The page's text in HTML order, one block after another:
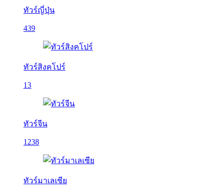
ทัวร์ญี่ปุ่น
439
ทัวร์สิงคโปร์
13
ทัวร์จีน
1238
ทัวร์มาเลเซีย